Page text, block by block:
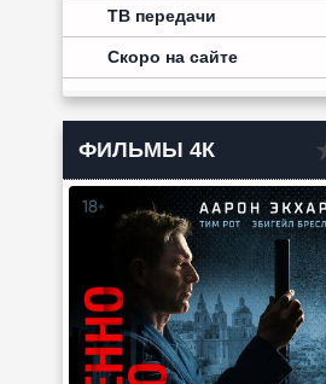
ТВ передачи
Скоро на сайте
ФИЛЬМЫ 4К